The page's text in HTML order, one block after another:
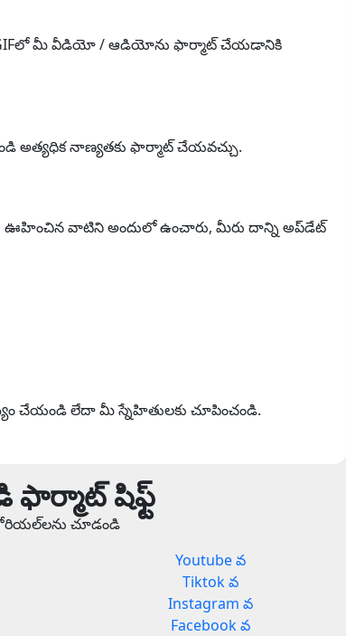
GIFలో మీ వీడియో / ఆడియోను ఫార్మాట్ చేయడానికి
నాణ్యతకు ఫార్మాట్ చేయవచ్చు.
వాటిని అందులో ఉంచారు, మీరు దాన్ని అప్‌డేట్
చేయండి లేదా మీ స్నేహితులకు చూపించండి.
ఫార్మాట్ షిఫ్ట్
చూడండి
Youtube వ
Tiktok వ
Instagram వ
Facebook వ